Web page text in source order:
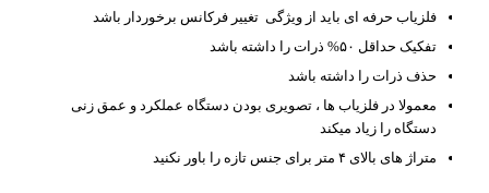
فلزیاب حرفه ای باید از ویژگی تغییر فرکانس برخوردار باشد
تفکیک حداقل ۵۰% ذرات را داشته باشد
حذف ذرات را داشته باشد
معمولا در فلزیاب ها ، تصویری بودن دستگاه عملکرد و عمق زنی
دستگاه را زیاد میکند
متراژ های بالای ۴ متر برای جنس تازه را باور نکنید